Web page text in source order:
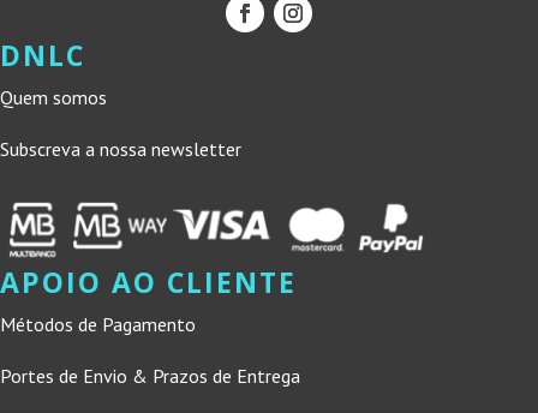
DNLC
Quem somos
Subscreva a nossa newsletter
APOIO AO CLIENTE
Métodos de Pagamento
Portes de Envio & Prazos de Entrega